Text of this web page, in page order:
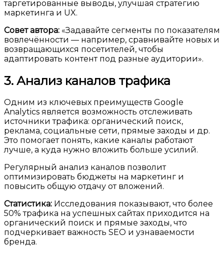
таргетированные выводы, улучшая стратегию
маркетинга и UX.
Совет автора: «Задавайте сегменты по показателям
вовлечённости — например, сравнивайте новых и
возвращающихся посетителей, чтобы
адаптировать контент под разные аудитории».
3. Анализ каналов трафика
Одним из ключевых преимуществ Google
Analytics является возможность отслеживать
источники трафика: органический поиск,
реклама, социальные сети, прямые заходы и др.
Это помогает понять, какие каналы работают
лучше, а куда нужно вложить больше усилий.
Регулярный анализ каналов позволит
оптимизировать бюджеты на маркетинг и
повысить общую отдачу от вложений.
Статистика: Исследования показывают, что более
50% трафика на успешных сайтах приходится на
органический поиск и прямые заходы, что
подчеркивает важность SEO и узнаваемости
бренда.